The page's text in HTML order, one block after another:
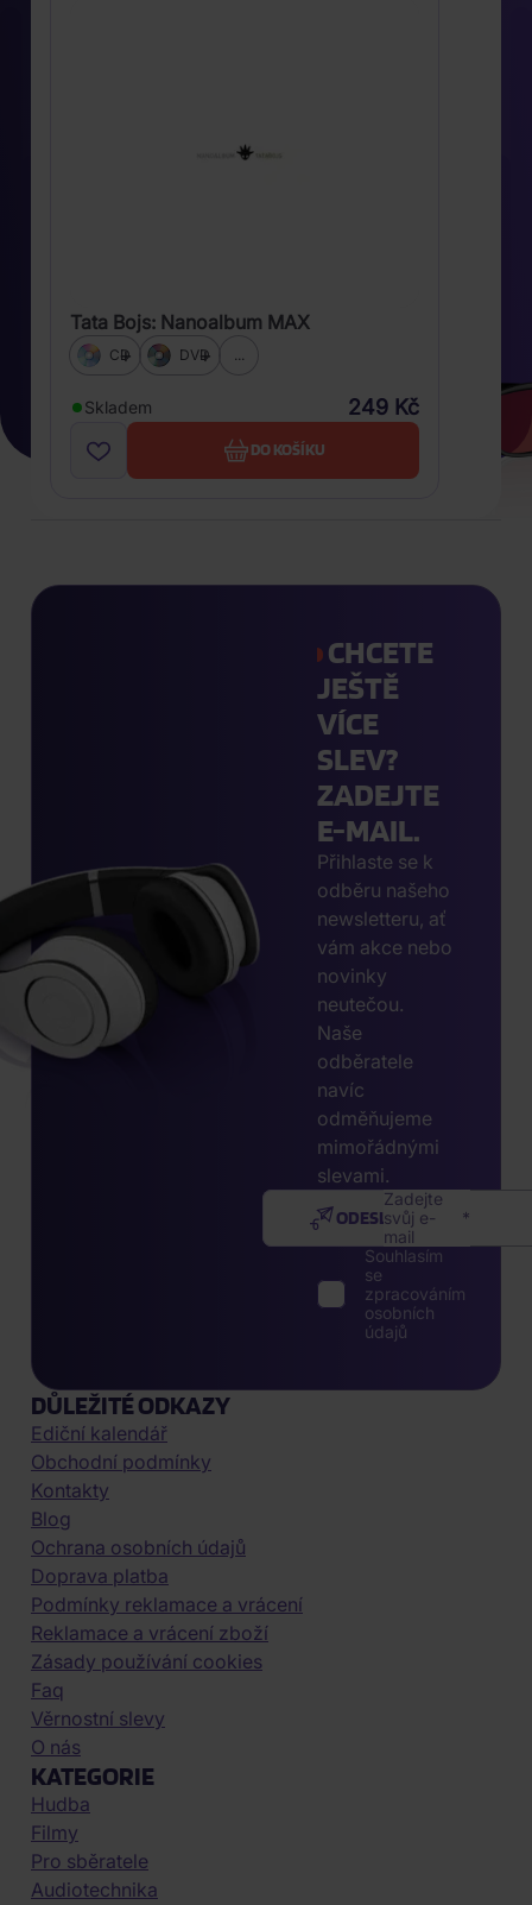
Tata Bojs: Nanoalbum MAX
CD DVD
Skladem 249 Kč
DO KOŠÍKU
CHCETE
JEŠTĚ
VÍCE
SLEV?
ZADEJTE
E-MAIL.
Přihlaste se k
odběru našeho
newsletteru, ať
vám akce nebo
novinky
neutečou.
Naše
odběratele
navíc
odměňujeme
mimořádnými
slevami.
Zadejte
svůj e-
mail
ODESLAT
Souhlasím
se
zpracováním
osobních
údajů
DŮLEŽITÉ ODKAZY
Ediční kalendář
Obchodní podmínky
Kontakty
Blog
Ochrana osobních údajů
Doprava platba
Podmínky reklamace a vrácení
Reklamace a vrácení zboží
Zásady používání cookies
Faq
Věrnostní slevy
O nás
KATEGORIE
Hudba
Filmy
Pro sběratele
Audiotechnika